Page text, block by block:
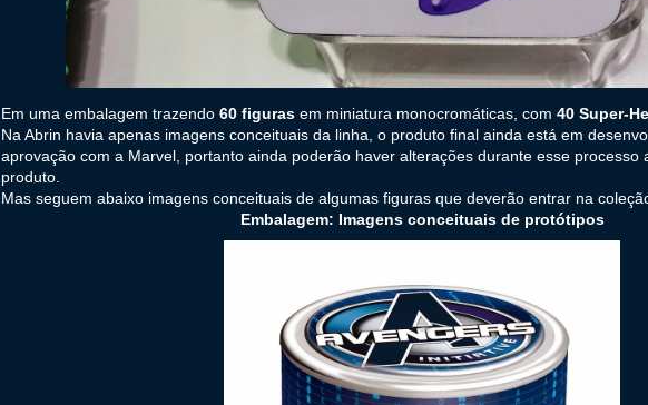
Em uma embalagem trazendo 60 figuras em miniatura monocromáticas, com 40 Super-
Na Abrin havia apenas imagens conceituais da linha, o produto final ainda está em
aprovação com a Marvel, portanto ainda poderão haver alterações durante esse processo
produto.
Mas seguem abaixo imagens conceituais de algumas figuras que deverão entrar na
Embalagem: Imagens conceituais de protótipos